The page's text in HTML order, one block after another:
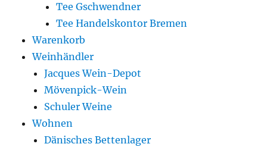
Tee Gschwendner
Tee Handelskontor Bremen
Warenkorb
Weinhändler
Jacques Wein-Depot
Mövenpick-Wein
Schuler Weine
Wohnen
Dänisches Bettenlager